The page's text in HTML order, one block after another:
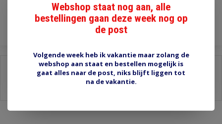
Toevoegen aan winkelwagen
Stel een vraag over dit product
Webshop staat nog aan, alle
bestellingen gaan deze week nog op
de post
Volgende week heb ik vakantie maar zolang de
webshop aan staat en bestellen mogelijk is
gaat alles naar de post, niks blijft liggen tot
na de vakantie.